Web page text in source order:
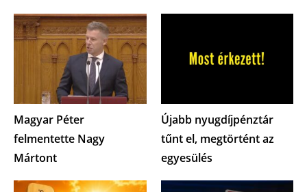
Magyar Péter
felmentette Nagy
Mártont
Újabb nyugdíjpénztár
tűnt el, megtörtént az
egyesülés